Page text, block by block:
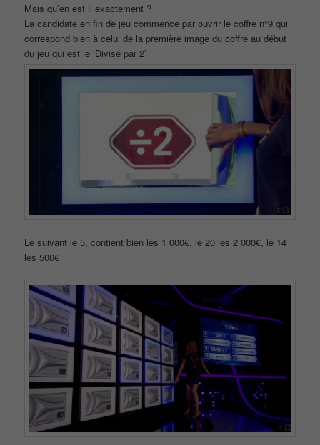
Mais qu’en est il exactement ?
La candidate en fin de jeu commence par ouvrir le coffre n°9 qui
correspond bien à celui de la première image du coffre au début
du jeu qui est le ‘Divisé par 2’
Le suivant le 5, contient bien les 1 000€, le 20 les 2 000€, le 14
les 500€